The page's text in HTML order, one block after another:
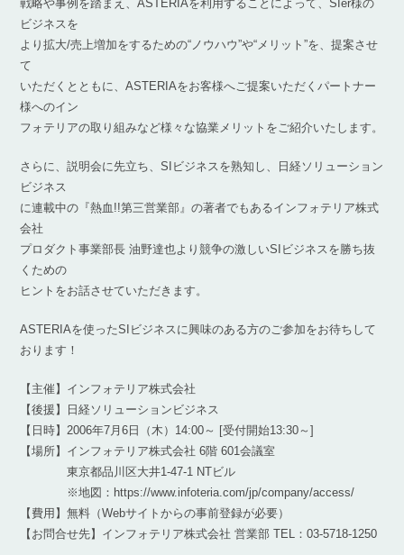
戦略や事例を踏まえ、ASTERIAを利用することによって、SIer様の
ビジネスを
より拡大/売上増加をするための“ノウハウ”や“メリット”を、提案させ
て
いただくとともに、ASTERIAをお客様へご提案いただくパートナー
様へのイン
フォテリアの取り組みなど様々な協業メリットをご紹介いたします。
さらに、説明会に先立ち、SIビジネスを熟知し、日経ソリューション
ビジネス
に連載中の『熱血!!第三営業部』の著者でもあるインフォテリア株式
会社
プロダクト事業部長 油野達也より競争の激しいSIビジネスを勝ち抜
くための
ヒントをお話させていただきます。
ASTERIAを使ったSIビジネスに興味のある方のご参加をお待ちして
おります！
【主催】インフォテリア株式会社
【後援】日経ソリューションビジネス
【日時】2006年7月6日（木）14:00～ [受付開始13:30～]
【場所】インフォテリア株式会社 6階 601会議室
東京都品川区大井1-47-1 NTビル
※地図：https://www.infoteria.com/jp/company/access/
【費用】無料（Webサイトからの事前登録が必要）
【お問合せ先】インフォテリア株式会社 営業部 TEL：03-5718-1250